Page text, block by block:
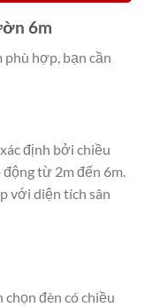
6m
hợp, bạn cần
định bởi chiều
từ 2m đến 6m.
với diện tích sân
đèn có chiều